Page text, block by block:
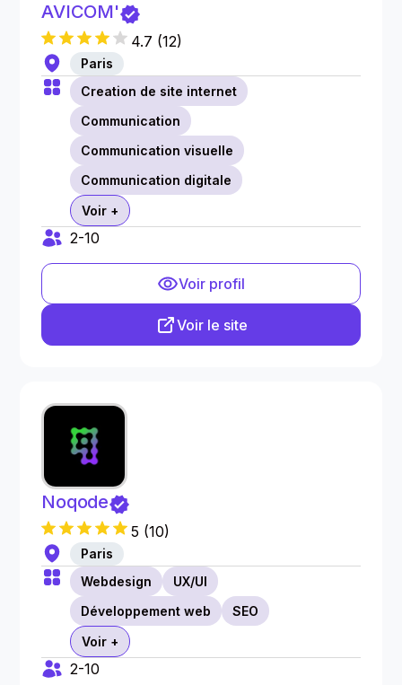
AVICOM'
4.7 (12)
Paris
Creation de site internet
Communication
Communication visuelle
Communication digitale
Voir +
2-10
Voir profil
Voir le site
Noqode
5 (10)
Paris
Webdesign
UX/UI
Développement web
SEO
Voir +
2-10